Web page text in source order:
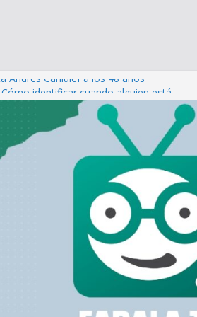
Andrés Caniulef a los 48 años
identificar cuando alguien está
de los enamorados: Cómo San Valentín
a quien está sin pareja
las uñas?
Cuando el dolor emocional se disfraza